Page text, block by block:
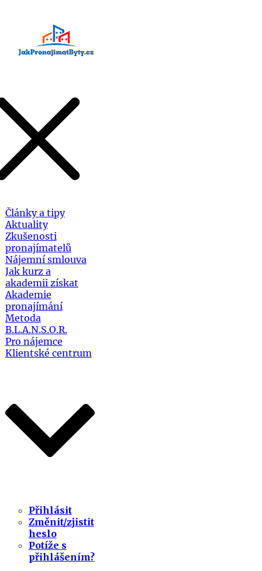
Články a tipy
Aktuality
Zkušenosti
pronajímatelů
Nájemní smlouva
Jak kurz a
akademii získat
Akademie
pronajímání
Metoda
B.L.A.N.S.O.R.
Pro nájemce
Klientské centrum
Přihlásit
Změnit/zjistit
heslo
Potíže s
přihlášením?